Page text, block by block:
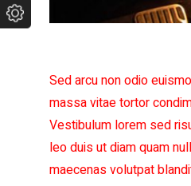
Sed arcu non odio
massa vitae tortor
Vestibulum lorem sed
leo duis ut diam quam
maecenas volutpat